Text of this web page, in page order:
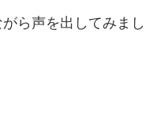
ら声を出してみまし